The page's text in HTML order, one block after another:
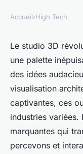
HIGH TECH
Innover
Elise•19 mars 2025•
Accueil›High Tech
Le studio 3D
une palette
des idées
visualisation
captivantes, ces
industries variées.
marquantes qui
percevons et